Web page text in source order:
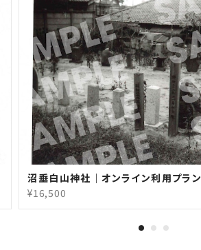
沼垂白山神社｜オンライン利用プラン
¥16,500